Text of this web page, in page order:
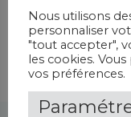
Nous utilisons
personnaliser
"tout accepter",
les cookies.
vos préférences.